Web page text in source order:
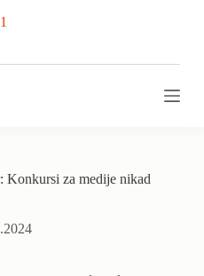
Konkursi za medije nikad